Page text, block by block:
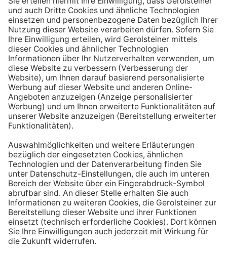
Über Nacht verliert dein Körper Flüssigkeit. Um gut in
den Tag zu starten, solltest du deshalb direkt nach dem
Aufstehen ein großes Glas Wasser trinken. Stelle dir
zum Beispiel eine Flasche Mineralwasser direkt ans
Bett, damit du dieses kleine Morgenritual sofort
durchführen kannst.
Tipp #3: Vor und während jeder Mahlzeit
ein Glas Wasser trinken
Dadurch verknüpfst du das Trinken mit einem Ereignis.
einer Mahlzeit trinken, unterstützt du außerdem die
Produktion von Verdauungssäften. Zusätzlich fördert
das Trinken während des Essens das Sättigungsgefühl.
Tipp #4: Peppe dein Wasser auf
Wenn dir der Geschmack von purem Mineralwasser
nicht reichen sollte, dann kannst du deine Getränke mit
einfachen Mitteln verfeinern. Mische dir einfach